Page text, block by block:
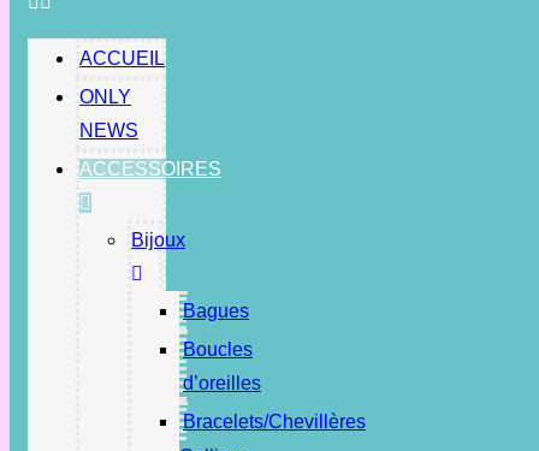
ACCUEIL
ONLY
NEWS
ACCESSOIRES
Bijoux
Bagues
Boucles
d’oreilles
Bracelets/Chevillères